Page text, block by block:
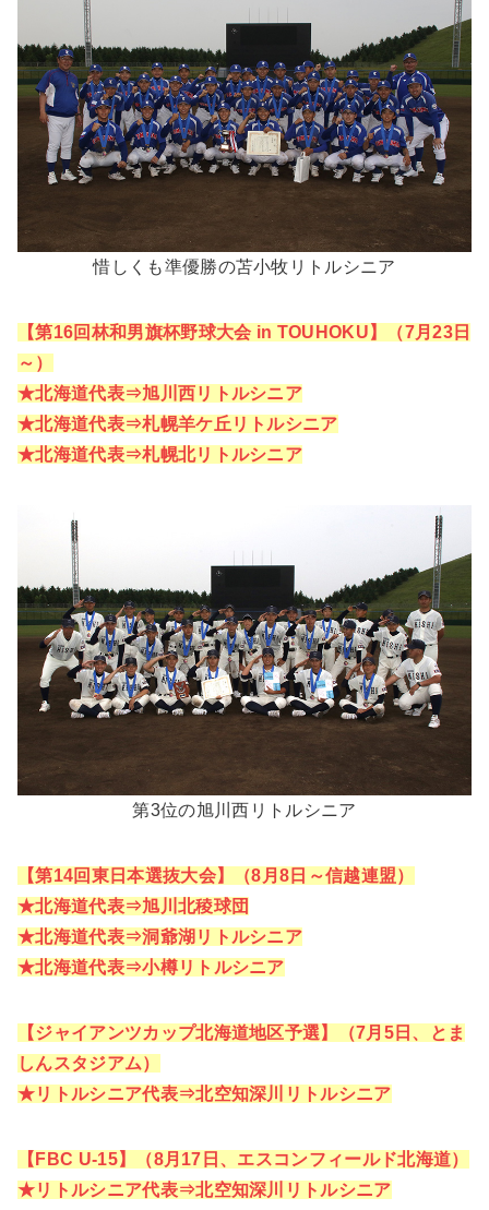
惜しくも準優勝の苫小牧リトルシニア
【第16回林和男旗杯野球大会 in TOUHOKU】（7月23日
～）
★北海道代表⇒旭川西リトルシニア
★北海道代表⇒札幌羊ケ丘リトルシニア
★北海道代表⇒札幌北リトルシニア
第3位の旭川西リトルシニア
【第14回東日本選抜大会】（8月8日～信越連盟）
★北海道代表⇒旭川北稜球団
★北海道代表⇒洞爺湖リトルシニア
★北海道代表⇒小樽リトルシニア
【ジャイアンツカップ北海道地区予選】（7月5日、とま
しんスタジアム）
★リトルシニア代表⇒北空知深川 リトルシニア
【FBC U-15】（8月17日、エスコンフィールド北海道）
★リトルシニア代表⇒北空知深川 リトルシニア